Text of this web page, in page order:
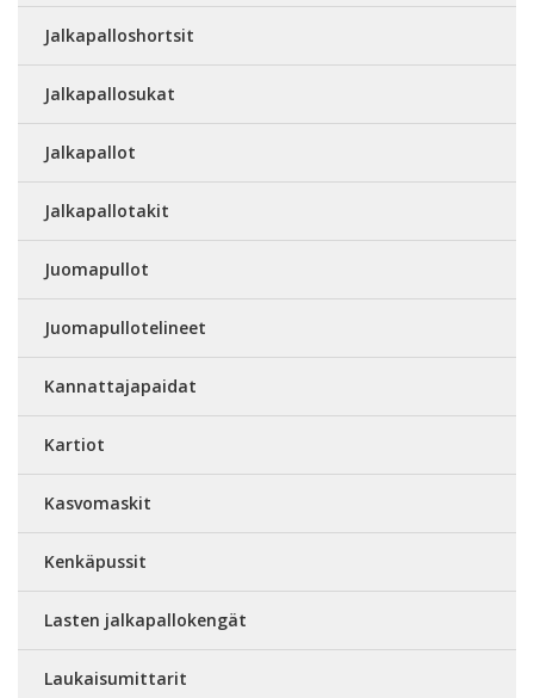
Jalkapalloshortsit
Jalkapallosukat
Jalkapallot
Jalkapallotakit
Juomapullot
Juomapullotelineet
Kannattajapaidat
Kartiot
Kasvomaskit
Kenkäpussit
Lasten jalkapallokengät
Laukaisumittarit